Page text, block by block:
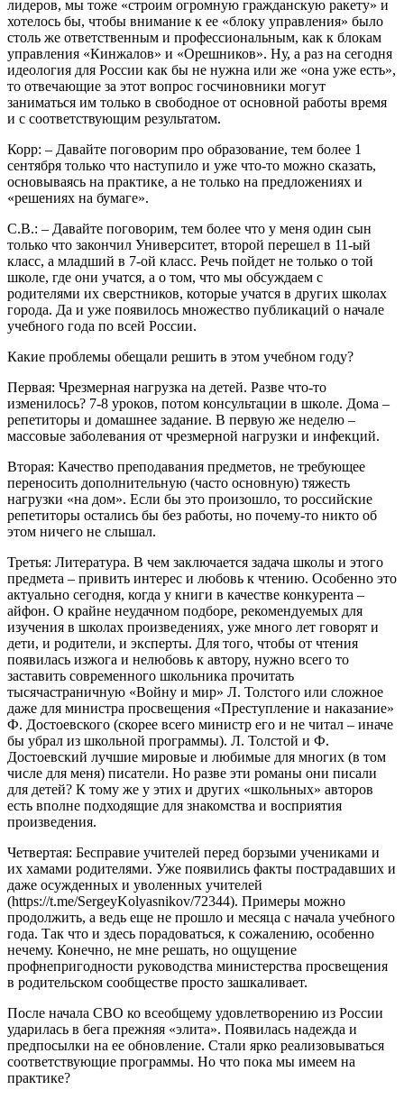
лидеров, мы тоже «строим огромную гражданскую ракету» и
хотелось бы, чтобы внимание к ее «блоку управления» было
столь же ответственным и профессиональным, как к блокам
управления «Кинжалов» и «Орешников». Ну, а раз на сегодня
идеология для России как бы не нужна или же «она уже есть»,
то отвечающие за этот вопрос госчиновники могут
заниматься им только в свободное от основной работы время
и с соответствующим результатом.
Корр: – Давайте поговорим про образование, тем более 1
сентября только что наступило и уже что-то можно сказать,
основываясь на практике, а не только на предложениях и
«решениях на бумаге».
С.В.: – Давайте поговорим, тем более что у меня один сын
только что закончил Университет, второй перешел в 11-ый
класс, а младший в 7-ой класс. Речь пойдет не только о той
школе, где они учатся, а о том, что мы обсуждаем с
родителями их сверстников, которые учатся в других школах
города. Да и уже появилось множество публикаций о начале
учебного года по всей России.
Какие проблемы обещали решить в этом учебном году?
Первая: Чрезмерная нагрузка на детей. Разве что-то
изменилось? 7-8 уроков, потом консультации в школе. Дома –
репетиторы и домашнее задание. В первую же неделю –
массовые заболевания от чрезмерной нагрузки и инфекций.
Вторая: Качество преподавания предметов, не требующее
переносить дополнительную (часто основную) тяжесть
нагрузки «на дом». Если бы это произошло, то российские
репетиторы остались бы без работы, но почему-то никто об
этом ничего не слышал.
Третья: Литература. В чем заключается задача школы и этого
предмета – привить интерес и любовь к чтению. Особенно это
актуально сегодня, когда у книги в качестве конкурента –
айфон. О крайне неудачном подборе, рекомендуемых для
изучения в школах произведениях, уже много лет говорят и
дети, и родители, и эксперты. Для того, чтобы от чтения
появилась изжога и нелюбовь к автору, нужно всего то
заставить современного школьника прочитать
тысячастраничную «Войну и мир» Л. Толстого или сложное
даже для министра просвещения «Преступление и наказание»
Ф. Достоевского (скорее всего министр его и не читал – иначе
бы убрал из школьной программы). Л. Толстой и Ф.
Достоевский лучшие мировые и любимые для многих (в том
числе для меня) писатели. Но разве эти романы они писали
для детей? К тому же у этих и других «школьных» авторов
есть вполне подходящие для знакомства и восприятия
произведения.
Четвертая: Бесправие учителей перед борзыми учениками и
их хамами родителями. Уже появились факты пострадавших и
даже осужденных и уволенных учителей
(https://t.me/SergeyKolyasnikov/72344). Примеры можно
продолжить, а ведь еще не прошло и месяца с начала учебного
года. Так что и здесь порадоваться, к сожалению, особенно
нечему. Конечно, не мне решать, но ощущение
профнепригодности руководства министерства просвещения
в родительском сообществе просто зашкаливает.
После начала СВО ко всеобщему удовлетворению из России
ударилась в бега прежняя «элита». Появилась надежда и
предпосылки на ее обновление. Стали ярко реализовываться
соответствующие программы. Но что пока мы имеем на
практике?